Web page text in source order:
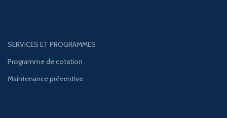
SERVICES ET PROGRAMMES
Programme de cotation
Maintenance préventive